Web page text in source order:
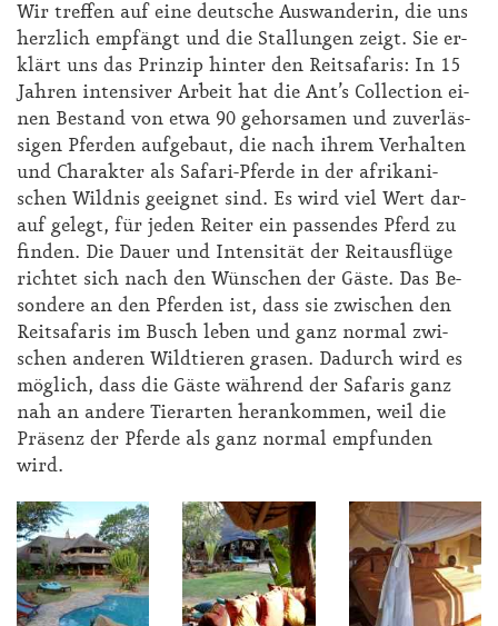
Wir tref­fen auf ei­ne deut­sche Aus­wan­de­rin, die uns
herz­lich emp­fängt und die Stal­lun­gen zeigt. Sie er­
klärt uns das Prin­zip hin­ter den Reit­sa­fa­ris: In 15
Jah­ren in­ten­si­ver Ar­beit hat die Ant’s Collec­tion ei­
nen Be­stand von et­wa 90 ge­hor­sa­men und zu­ver­läs­
si­gen Pfer­den auf­ge­baut, die nach ih­rem Ver­hal­ten
und Cha­rak­ter als Sa­fa­ri-Pfer­de in der afri­ka­ni­
schen Wild­nis ge­eig­net sind. Es wird viel Wert dar­
auf ge­legt, für je­den Rei­ter ein pas­sen­des Pferd zu
fin­den. Die Dau­er und In­ten­si­tät der Reit­aus­flü­ge
rich­tet sich nach den Wün­schen der Gäs­te. Das Be­
son­de­re an den Pfer­den ist, dass sie zwi­schen den
Reit­sa­fa­ris im Busch le­ben und ganz nor­mal zwi­
schen an­de­ren Wild­tie­ren gra­sen. Da­durch wird es
mög­lich, dass die Gäs­te wäh­rend der Sa­fa­ris ganz
nah an an­de­re Tier­ar­ten her­an­kom­men, weil die
Prä­senz der Pfer­de als ganz nor­mal emp­fun­den
wird.